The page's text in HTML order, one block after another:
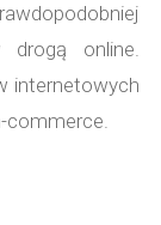
drogą online.
internetowych
commerce.